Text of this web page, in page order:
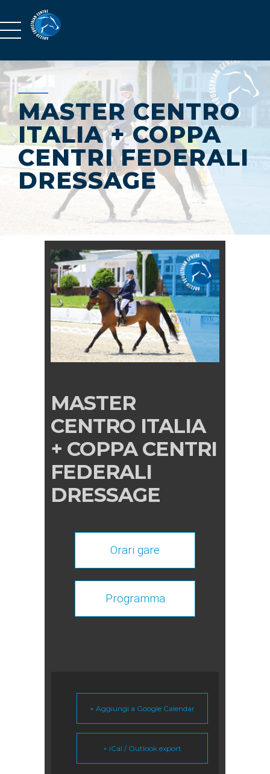
MASTER CENTRO
ITALIA + COPPA
CENTRI FEDERALI
DRESSAGE
MASTER
CENTRO ITALIA
+ COPPA CENTRI
FEDERALI
DRESSAGE
Orari gare
Programma
+ Aggiungi a Google Calendar
+ iCal / Outlook export